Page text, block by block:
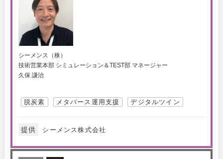
シーメンス（株）
技術営業本部 シミュレーション＆TEST部 マネージャー
久保 謙治
脱炭素 メタバース運用支援 デジタルツイン
提供 シーメンス株式会社